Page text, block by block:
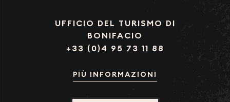
UFFICIO DEL TURISMO DI
BONIFACIO
+33 (0)4 95 73 11 88
PIÙ INFORMAZIONI